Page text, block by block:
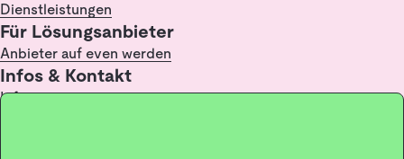
Dienstleistungen
Für Lösungsanbieter
Anbieter auf even werden
Infos & Kontakt
Infopoint